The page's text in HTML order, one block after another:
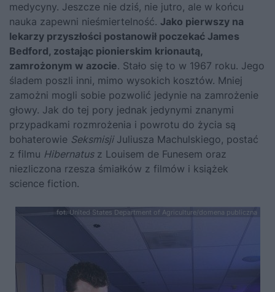
medycyny. Jeszcze nie dziś, nie jutro, ale w końcu
nauka zapewni nieśmiertelność. Jako pierwszy na
lekarzy przyszłości postanowił poczekać James
Bedford, zostając pionierskim krionautą,
zamrożonym w azocie. Stało się to w 1967 roku. Jego
śladem poszli inni, mimo wysokich kosztów. Mniej
zamożni mogli sobie pozwolić jedynie na zamrożenie
głowy. Jak do tej pory jednak jedynymi znanymi
przypadkami rozmrożenia i powrotu do życia są
bohaterowie SeksmisjiJuliusza Machulskiego, postać
z filmu Hibernatusz Louisem de Funesem oraz
niezliczona rzesza śmiałków z filmów i książek
science fiction.
fot. United States Department of Agriculture/domena publiczna